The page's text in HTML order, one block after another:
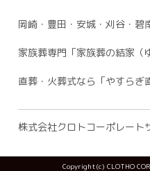
岡崎・豊田・安城・刈谷・碧
家族葬専門「家族葬の結家（
直葬・火葬式なら「やすらぎ
株式会社クロトコーポレート
Copyright(c) CLOTHO